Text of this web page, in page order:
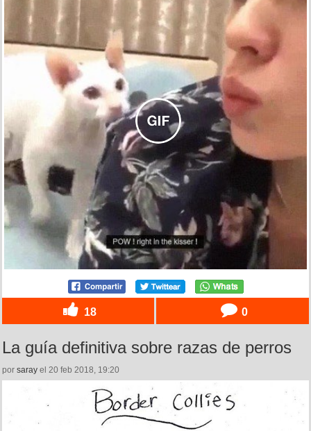
18 0
La guía definitiva sobre razas de perros
por saray el 20 feb 2018, 19:20